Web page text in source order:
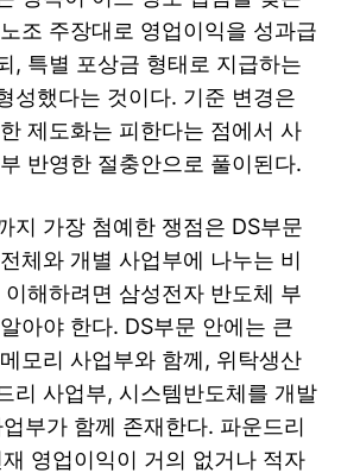
조 주장대로 영업이익을 성과급
, 특별 포상금 형태로 지급하는
성했다는 것이다. 기준 변경은
제도화는 피한다는 점에서 사
반영한 절충안으로 풀이된다.
지 가장 첨예한 쟁점은 DS부문
체와 개별 사업부에 나누는 비
해하려면 삼성전자 반도체 부
아야 한다. DS부문 안에는 큰
모리 사업부와 함께, 위탁생산
리 사업부, 시스템반도체를 개발
부가 함께 존재한다. 파운드리
영업이익이 거의 없거나 적자